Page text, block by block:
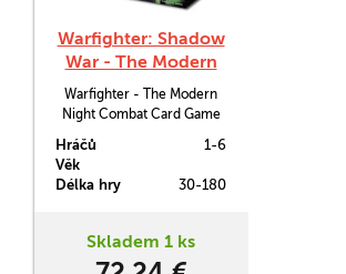
Warfighter: Shadow
War - The Modern
Night Combat Card
Game
Warfighter - The Modern
Night Combat Card Game
karetní hra pro 1-6 hráčů.
Hráčů
1-6
Věk
Délka hry
30-180
Skladem 1 ks